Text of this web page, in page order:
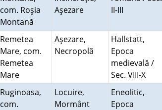
com. Roşia
Montană
Aşezare
II-III
Remetea
Mare, com.
Remetea
Mare
Aşezare,
Necropolă
Hallstatt,
Epoca
medievală /
Sec. VIII-X
Ruginoasa,
com.
Locuire,
Mormânt
Eneolitic,
Epoca